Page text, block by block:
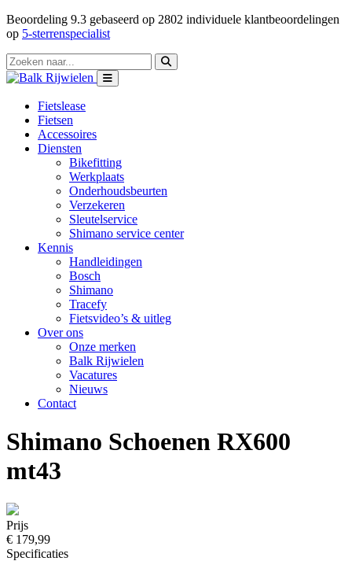
Beoordeling 9.3 gebaseerd op 2802 individuele klantbeoordelingen
op 5-sterrenspecialist
Fietslease
Fietsen
Accessoires
Diensten
Bikefitting
Werkplaats
Onderhoudsbeurten
Verzekeren
Sleutelservice
Shimano service center
Kennis
Handleidingen
Bosch
Shimano
Tracefy
Fietsvideo’s & uitleg
Over ons
Onze merken
Balk Rijwielen
Vacatures
Nieuws
Contact
Shimano Schoenen RX600
mt43
Prijs
€ 179,99
Specificaties